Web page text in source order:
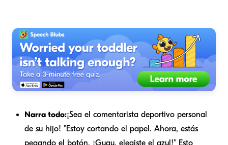
Narra todo:¡Sea el comentarista deportivo personal
de su hijo! "Estoy cortando el papel. Ahora, estás
pegando el botón. ¡Guau, elegiste el azul!" Esto